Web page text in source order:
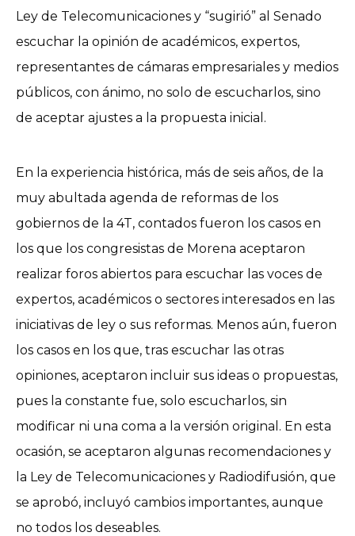
Ley de Telecomunicaciones y “sugirió” al Senado
escuchar la opinión de académicos, expertos,
representantes de cámaras empresariales y medios
públicos, con ánimo, no solo de escucharlos, sino
de aceptar ajustes a la propuesta inicial.
En la experiencia histórica, más de seis años, de la
muy abultada agenda de reformas de los
gobiernos de la 4T, contados fueron los casos en
los que los congresistas de Morena aceptaron
realizar foros abiertos para escuchar las voces de
expertos, académicos o sectores interesados en las
iniciativas de ley o sus reformas. Menos aún, fueron
los casos en los que, tras escuchar las otras
opiniones, aceptaron incluir sus ideas o propuestas,
pues la constante fue, solo escucharlos, sin
modificar ni una coma a la versión original. En esta
ocasión, se aceptaron algunas recomendaciones y
la Ley de Telecomunicaciones y Radiodifusión, que
se aprobó, incluyó cambios importantes, aunque
no todos los deseables.